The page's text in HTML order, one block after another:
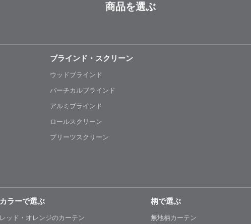
商品を選ぶ
ブラインド・スクリーン
ウッドブラインド
バーチカルブラインド
アルミブラインド
ロールスクリーン
プリーツスクリーン
カラーで選ぶ
レッド・オレンジのカーテン
柄で選ぶ
無地柄カーテン